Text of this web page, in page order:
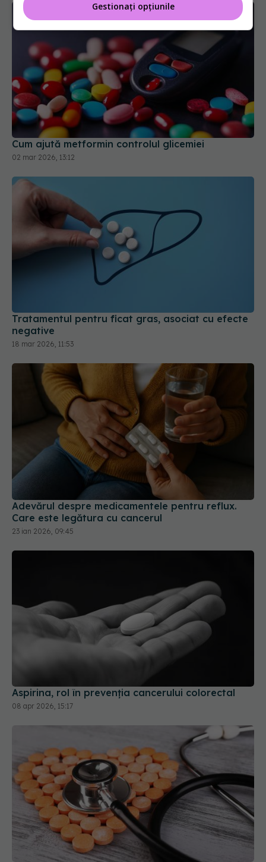
Cum ajută metformin controlul glicemiei
02 mar 2026, 13:12
Tratamentul pentru ficat gras, asociat cu efecte
Adevărul despre medicamentele pentru reflux.
Care este legătura cu cancerul
Aspirina, rol în prevenția cancerului colorectal
Cât de sigure sunt statinele? Ce trebuie să știi
despre pastilele care scad colesterolul
08 iul 2026, 09:22
Gestionați opțiunile